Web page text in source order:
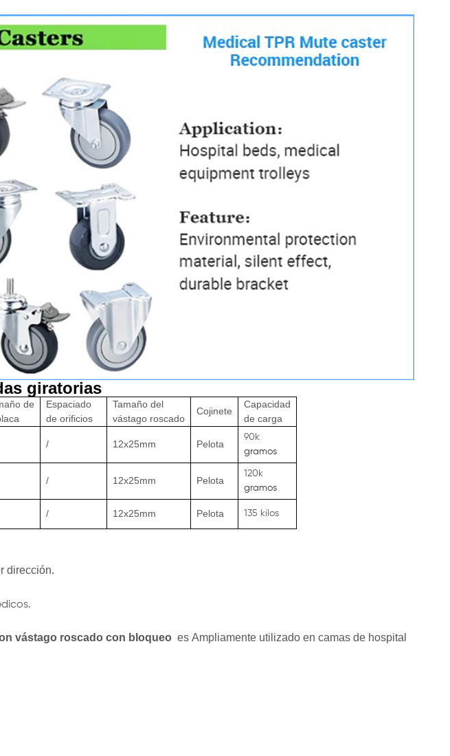
giratorias
de
Espaciado
de orificios
Tamaño del
vástago roscado
Cojinete
Capacidad
de carga
/ 12x25mm Pelota
90k
gramos
/ 12x25mm Pelota
120k
gramos
/ 12x25mm Pelota 135 kilos
dirección.
vástago roscado con bloqueoes Ampliamente utilizado en camas de hospital